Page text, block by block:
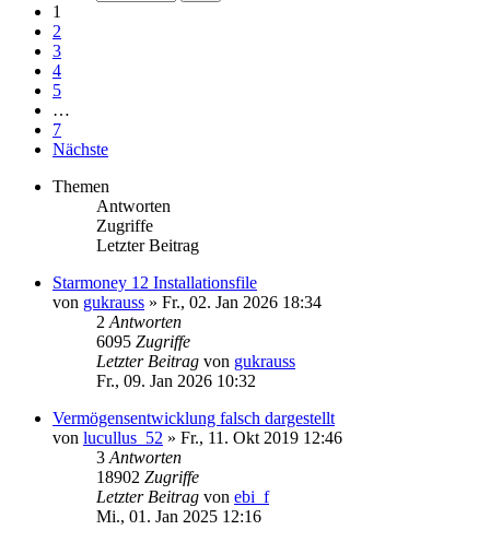
1
2
3
4
5
…
7
Nächste
Themen
Antworten
Zugriffe
Letzter Beitrag
Starmoney 12 Installationsfile
von gukrauss » Fr., 02. Jan 2026 18:34
2 Antworten
6095 Zugriffe
Letzter Beitrag von gukrauss
Fr., 09. Jan 2026 10:32
Vermögensentwicklung falsch dargestellt
von lucullus_52 » Fr., 11. Okt 2019 12:46
3 Antworten
18902 Zugriffe
Letzter Beitrag von ebi_f
Mi., 01. Jan 2025 12:16